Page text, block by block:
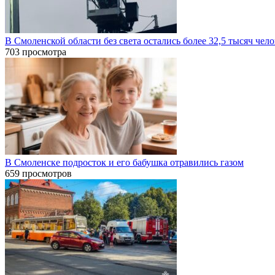
В Смоленской области без света остались более 32,5 тысяч
703 просмотра
В Смоленске подросток и его бабушка отравились газом
659 просмотров